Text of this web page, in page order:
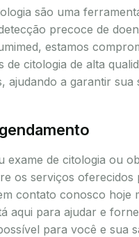
são uma
precoce de
estamos
de citologia de alta
ajudando a garantir sua
exame de citologia ou
os serviços oferecidos
contato conosco hoje
aqui para ajudar e
para você e sua